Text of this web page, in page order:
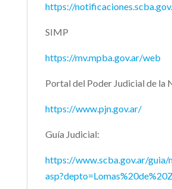
https://
SIMP
https://mv.mpba.gov.ar/web
Portal del Poder Judicial de la
https://www.pjn.gov.ar/
Guía Judicial:
https://www.scba.gov.ar/guia/